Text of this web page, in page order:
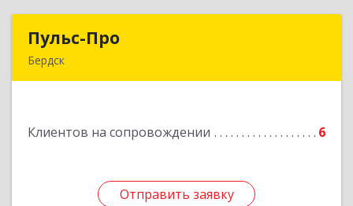
Пульс-Про
Бердск
Клиентов на сопровождении 6
Отправить заявку
Подробнее
Отправить заявку